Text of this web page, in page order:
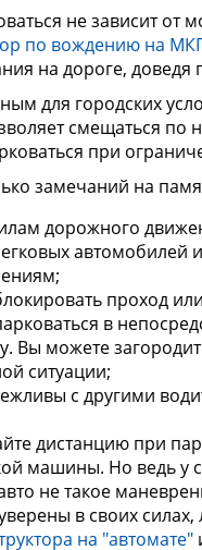
не зависит от
по вождению на
на дороге,
для городских
смещаться по
при
замечаний на
дорожного
автомобилей
проход
в
Вы можете
ситуации;
с другими
дистанцию при
машины. Но ведь у
не такое
в своих
на "автомате"